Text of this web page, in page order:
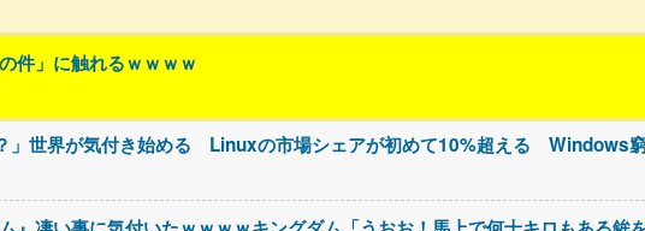
件」に触れるｗｗｗｗ
」世界が気付き始める Linuxの市場シェアが初めて10%超える Windows